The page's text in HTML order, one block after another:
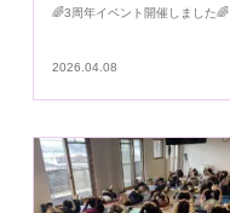
🌈3周年イベント開催しました🌈
2026.04.08